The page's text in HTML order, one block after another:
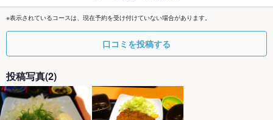
※表示されているコースは、現在予約を受け付けていない場合があります。
口コミを投稿する
投稿写真(2)